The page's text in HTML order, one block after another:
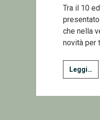
Tra il 10
che nella
novità per
Leggi…
si